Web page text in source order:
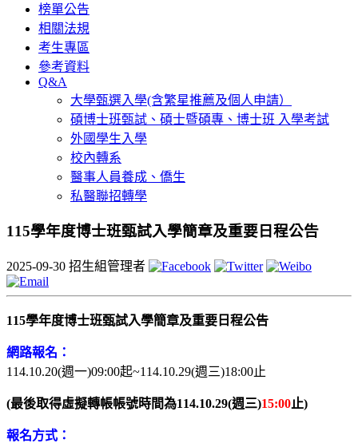
榜單公告
相關法規
考生專區
參考資料
Q&A
大學甄選入學(含繁星推薦及個人申請）
碩博士班甄試、碩士暨碩專、博士班 入學考試
外國學生入學
校內轉系
醫事人員養成、僑生
私醫聯招轉學
115學年度博士班甄試入學簡章及重要日程公告
2025-09-30 招生組管理者
115學年度博士班甄試入學簡章及重要日程公告
網路報名：
114.10.20(週一)09:00起~114.10.29(週三)18:00止
(最後取得虛擬轉帳帳號時間為114.10.29(週三)15:00止)
報名方式：